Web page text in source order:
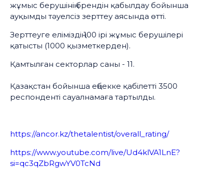
жұмыс берушінің брендін қабылдау бойынша
ауқымды тәуелсіз зерттеу аясында өтті.
Зерттеуге еліміздің 100 ірі жұмыс берушілері
қатысты (1000 қызметкерден).
Қамтылған секторлар саны - 11.
Қазақстан бойынша еңбекке қабілетті 3500
респонденті сауалнамаға тартылды.
https://ancor.kz/thetalentist/overall_rating/
https://www.youtube.com/live/Ud4klVA1LnE?
si=qc3qZbRgwYV0TcNd